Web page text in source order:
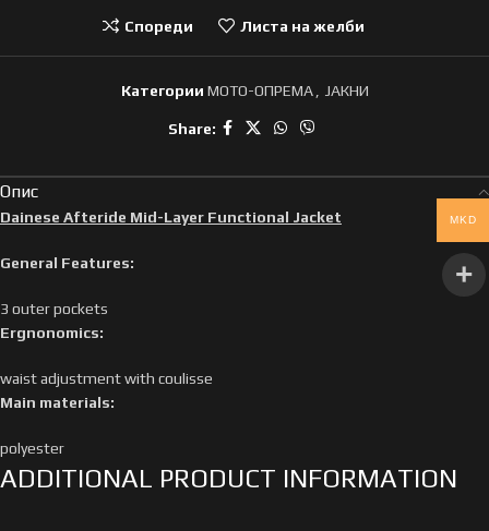
Спореди Листа на желби
Категории МОТО-ОПРЕМА , ЈАКНИ
Share:
Опис
Dainese Afteride Mid-Layer Functional Jacket
General Features:
3 outer pockets
Ergnonomics:
waist adjustment with coulisse
Main materials:
polyester
ADDITIONAL PRODUCT INFORMATION
MKD